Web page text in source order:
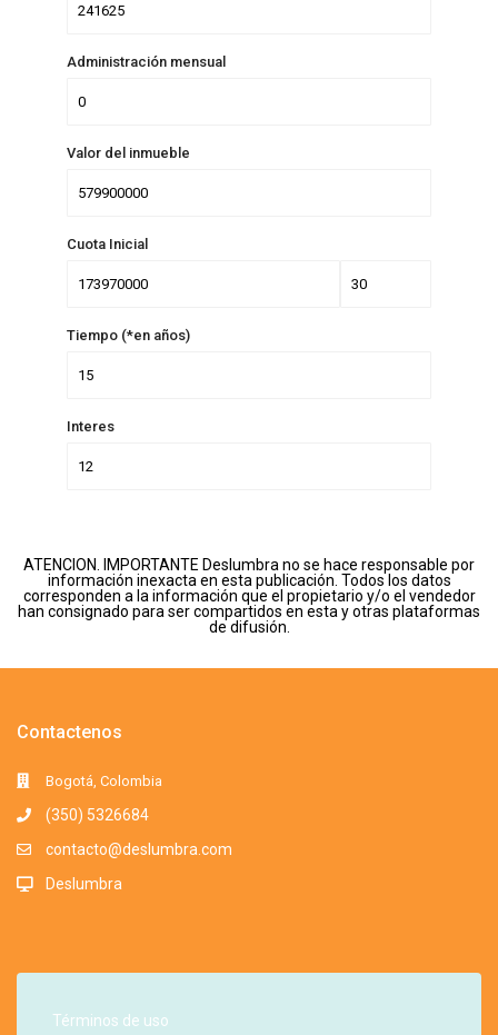
Administración mensual
Valor del inmueble
Cuota Inicial
Tiempo (*en años)
Interes
ATENCION. IMPORTANTE Deslumbra no se hace responsable por
información inexacta en esta publicación. Todos los datos
corresponden a la información que el propietario y/o el vendedor
han consignado para ser compartidos en esta y otras plataformas
de difusión.
Contactenos
Bogotá, Colombia
(350) 5326684
contacto@deslumbra.com
Deslumbra
Términos de uso